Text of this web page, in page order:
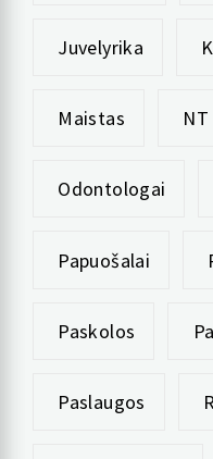
Juvelyrika
Maistas
Odontologai
Papuošalai
Paskolos
Paslaugos